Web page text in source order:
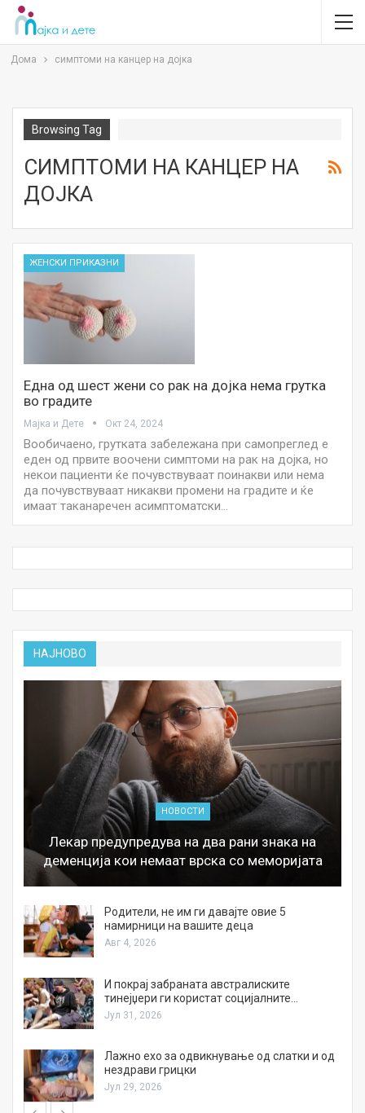
Дома симптоми на канцер на дојка
Browsing Tag
СИМПТОМИ НА КАНЦЕР НА
ДОЈКА
ЖЕНСКИ ПРИКАЗНИ
Една од шест жени со рак на дојка нема грутка
во градите
Мајка и Дете Окт 24, 2024
Вообичаено, грутката забележана при самопреглед е
еден од првите воочени симптоми на рак на дојка, но
некои пациенти ќе почувствуваат поинакви или нема
да почувствуваат никакви промени на градите и ќе
имаат таканаречен асимптоматски…
НАЈНОВО
НОВОСТИ
Лекар предупредува на два рани знака на
деменција кои немаат врска со меморијата
Родители, не им ги давајте овие 5
намирници на вашите деца
Авг 4, 2026
И покрај забраната австралиските
тинејџери ги користат социјалните…
Јул 31, 2026
Лажно ехо за одвикнување од слатки и од
нездрави грицки
Јул 29, 2026